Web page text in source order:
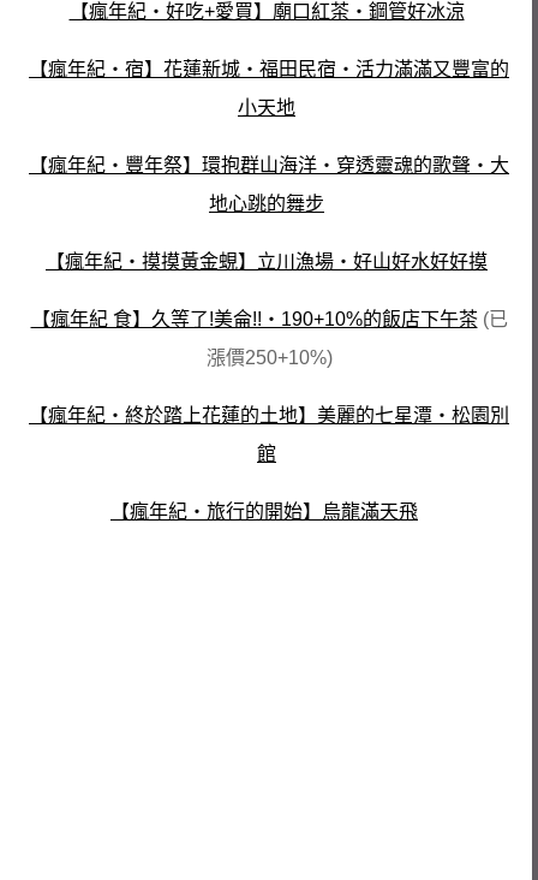
【瘋年紀‧好吃+愛買】廟口紅茶‧鋼管好冰涼
【瘋年紀‧宿】花蓮新城‧福田民宿‧活力滿滿又豐富的
小天地
【瘋年紀‧豐年祭】環抱群山海洋‧穿透靈魂的歌聲‧大
地心跳的舞步
【瘋年紀‧摸摸黃金蜆】立川漁場‧好山好水好好摸
【瘋年紀 食】久等了!美侖!!‧190+10%的飯店下午茶(已
漲價250+10%)
【瘋年紀‧終於踏上花蓮的土地】美麗的七星潭‧松園別
館
【瘋年紀‧旅行的開始】烏龍滿天飛